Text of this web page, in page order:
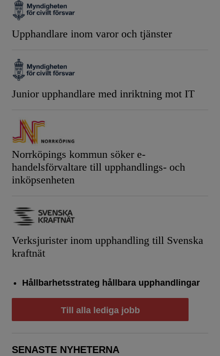
Upphandlare inom varor och tjänster
Junior upphandlare med inriktning mot IT
Norrköpings kommun söker e-
handelsförvaltare till upphandlings- och
inköpsenheten
Verksjurister inom upphandling till Svenska
kraftnät
Hållbarhetsstrateg hållbara upphandlingar
Till alla lediga jobb
SENASTE NYHETERNA